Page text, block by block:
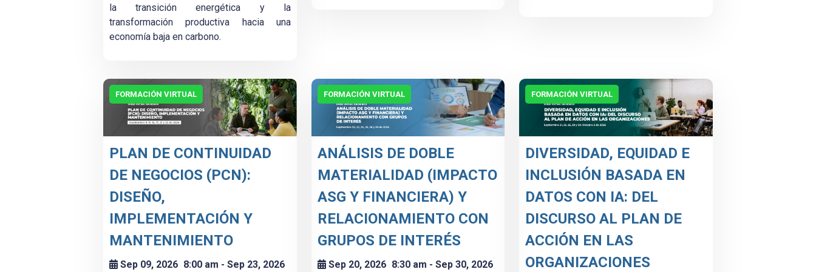
la transición energética y la
transformación productiva hacia una
economía baja en carbono.
FORMACIÓN VIRTUAL
PLAN DE CONTINUIDAD
DE NEGOCIOS (PCN):
DISEÑO,
IMPLEMENTACIÓN Y
MANTENIMIENTO
Sep 09, 2026 8:00 am - Sep 23, 2026
FORMACIÓN VIRTUAL
ANÁLISIS DE DOBLE
MATERIALIDAD (IMPACTO
ASG Y FINANCIERA) Y
RELACIONAMIENTO CON
GRUPOS DE INTERÉS
Sep 20, 2026 8:30 am - Sep 30, 2026
FORMACIÓN VIRTUAL
DIVERSIDAD, EQUIDAD E
INCLUSIÓN BASADA EN
DATOS CON IA: DEL
DISCURSO AL PLAN DE
ACCIÓN EN LAS
ORGANIZACIONES